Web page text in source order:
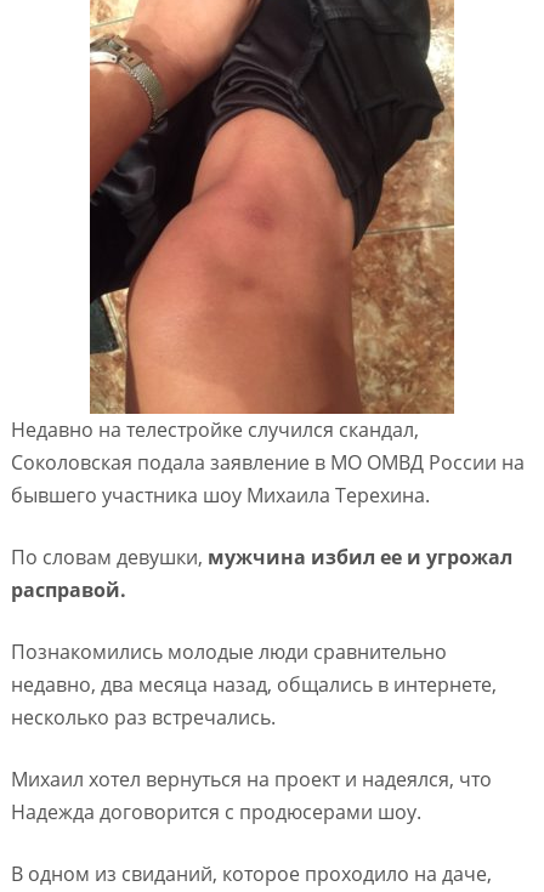
Недавно на телестройке случился скандал,
Соколовская подала заявление в МО ОМВД России на
бывшего участника шоу Михаила Терехина.
По словам девушки, мужчина избил ее и угрожал
расправой.
Познакомились молодые люди сравнительно
недавно, два месяца назад, общались в интернете,
несколько раз встречались.
Михаил хотел вернуться на проект и надеялся, что
Надежда договорится с продюсерами шоу.
В одном из свиданий, которое проходило на даче,